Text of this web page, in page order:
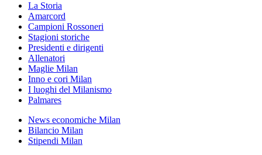
La Storia
Amarcord
Campioni Rossoneri
Stagioni storiche
Presidenti e dirigenti
Allenatori
Maglie Milan
Inno e cori Milan
I luoghi del Milanismo
Palmares
News economiche Milan
Bilancio Milan
Stipendi Milan